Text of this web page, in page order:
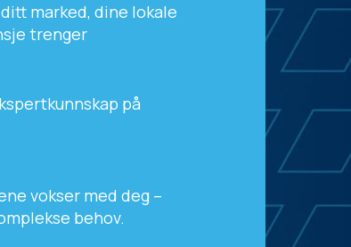
marked, dine lokale
trenger
på
vokser med deg –
behov.